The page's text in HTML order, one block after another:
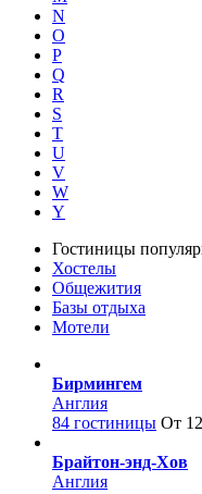
N
O
P
Q
R
S
T
U
V
W
Y
Гостиницы
Хостелы
Общежития
Базы отдыха
Мотели
Бирмингем
Англия
84 гостиницы От
Брайтон-энд-Хов
Англия